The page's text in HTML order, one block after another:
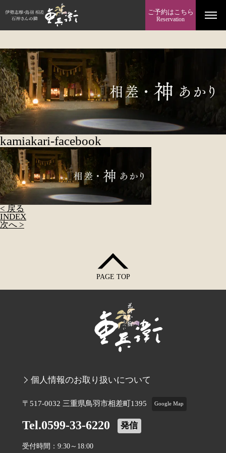
ご予約はこちら
Reservation
kamiakari-facebook
< 戻る
INDEX
次へ >
PAGE TOP
個人情報のお取り扱いについて
〒517-0032 三重県鳥羽市相差町1395 Google Map
Tel.0599-33-6220 発信
受付時間：9:30～18:00